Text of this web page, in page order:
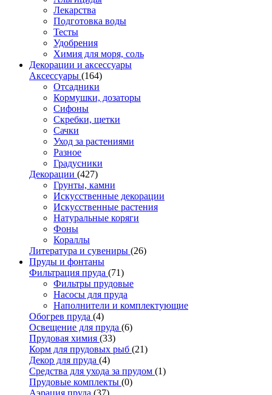
Лекарства
Подготовка воды
Тесты
Удобрения
Химия для моря, соль
Декорации и аксессуары
Аксессуары (164)
Отсадники
Кормушки, дозаторы
Сифоны
Скребки, щетки
Сачки
Уход за растениями
Разное
Градусники
Декорации (427)
Грунты, камни
Искусственные декорации
Искусственные растения
Натуральные коряги
Фоны
Кораллы
Литература и сувениры (26)
Пруды и фонтаны
Фильтрация пруда (71)
Фильтры прудовые
Насосы для пруда
Наполнители и комплектующие
Обогрев пруда (4)
Освещение для пруда (6)
Прудовая химия (33)
Корм для прудовых рыб (21)
Декор для пруда (4)
Средства для ухода за прудом (1)
Прудовые комплекты (0)
Аэрация пруда (37)